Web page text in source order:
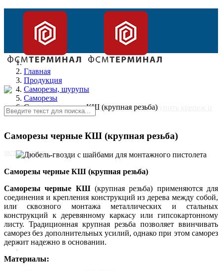
Главная
Главная
Продукция
Саморезы, шурупы
Саморезы
Саморезы черные КШ (крупная резьба)
Саморезы черные КШ (крупная резьба)
Саморезы черные КШ (крупная резьба)
Саморезы черные КШ(крупная резьба) применяются для
соединения и крепления конструкций из дерева между собой,
или сквозного монтажа металлических и стальных
конструкций к деревянному каркасу или гипсокартонному
листу. Традиционная крупная резьба позволяет ввинчивать
саморез без дополнительных усилий, однако при этом саморез
держит надежно в основании.
Материалы: